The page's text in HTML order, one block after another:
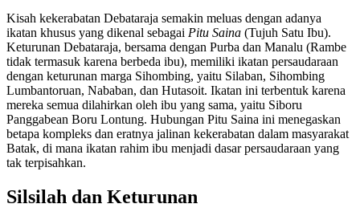
Kisah kekerabatan Debataraja semakin meluas dengan adanya
ikatan khusus yang dikenal sebagai Pitu Saina (Tujuh Satu Ibu).
Keturunan Debataraja, bersama dengan Purba dan Manalu (Rambe
tidak termasuk karena berbeda ibu), memiliki ikatan persaudaraan
dengan keturunan marga Sihombing, yaitu Silaban, Sihombing
Lumbantoruan, Nababan, dan Hutasoit. Ikatan ini terbentuk karena
mereka semua dilahirkan oleh ibu yang sama, yaitu Siboru
Panggabean Boru Lontung. Hubungan Pitu Saina ini menegaskan
betapa kompleks dan eratnya jalinan kekerabatan dalam masyarakat
Batak, di mana ikatan rahim ibu menjadi dasar persaudaraan yang
tak terpisahkan.
Silsilah dan Keturunan